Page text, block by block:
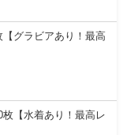
【グラビアあり！最高
【水着あり！最高レ